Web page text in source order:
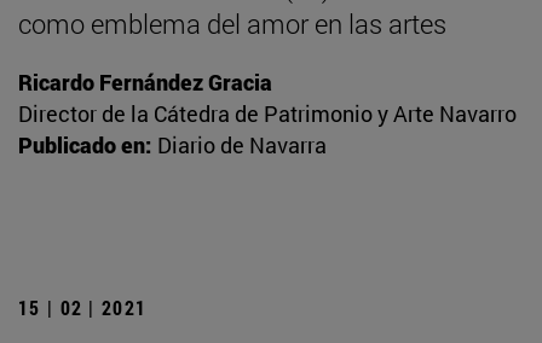
como emblema del amor en las artes
Ricardo Fernández Gracia
Director de la Cátedra de Patrimonio y Arte Navarro
Publicado en: Diario de Navarra
15 | 02 | 2021